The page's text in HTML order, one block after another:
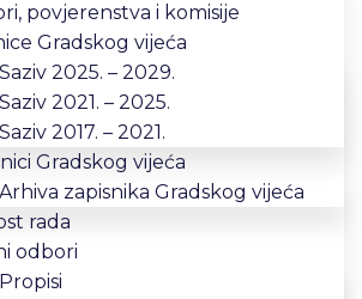
povjerenstva i komisije
Gradskog vijeća
Saziv 2025. – 2029.
Saziv 2021. – 2025.
Saziv 2017. – 2021.
Gradskog vijeća
Arhiva zapisnika Gradskog vijeća
rada
odbori
Propisi